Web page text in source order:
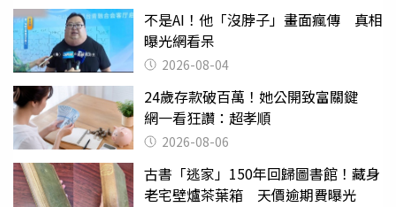
不是AI！他「沒脖子」畫面瘋傳 真相
曝光網看呆
2026-08-04
24歲存款破百萬！她公開致富關鍵
網一看狂讚：超孝順
2026-08-06
古書「逃家」150年回歸圖書館！藏身
老宅壁爐茶葉箱 天價逾期費曝光